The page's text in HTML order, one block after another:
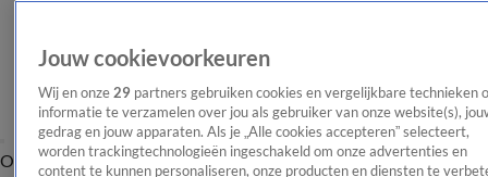
OverzichtAfleveringen Entertainment TV Algemeen
Tip
Jouw cookievoorkeuren
Wij en onze 29 partners gebruiken cookies en vergelijkbare technieken
informatie te verzamelen over jou als gebruiker van onze website(s),
gedrag en jouw apparaten. Als je „Alle cookies accepteren” selecteert,
worden trackingtechnologieën ingeschakeld om onze advertenties en
content te kunnen personaliseren, onze producten en diensten te